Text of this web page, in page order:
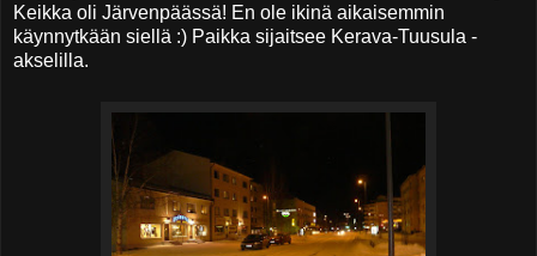
Keikka oli Järvenpäässä! En ole ikinä aikaisemmin
käynnytkään siellä :) Paikka sijaitsee Kerava-Tuusula -
akselilla.